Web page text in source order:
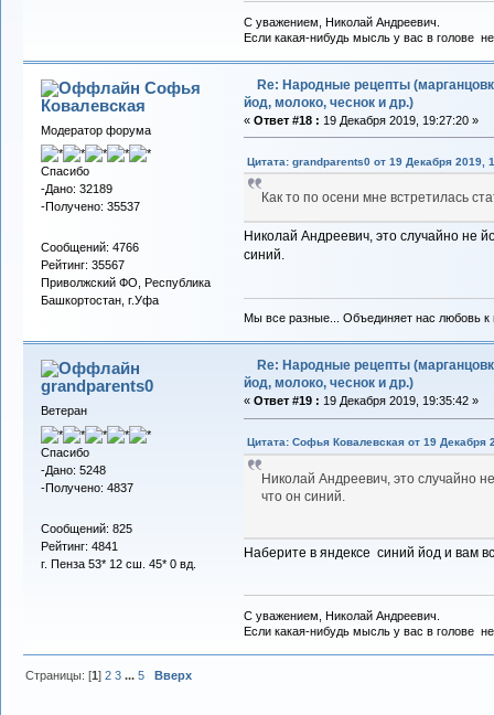
С уважением, Николай Андреевич.
Если какая-нибудь мысль у вас в голове
Софья
Ковалевская
Модератор форума
Спасибо
-Дано: 32189
-Получено: 35537
Сообщений: 4766
Рейтинг: 35567
Приволжский ФО, Республика
Башкортостан, г.Уфа
Re: Народные рецепты
йод, молоко, чеснок и др.)
« Ответ #18 : 19 Декабря 2019, 19:27:20 »
Цитата: grandparents0 от 19 Декабря 2019,
Как то по осени мне встретилась
Николай Андреевич, это случайно не
синий.
Мы все разные... Объединяет нас любовь к
grandparents0
Ветеран
Спасибо
-Дано: 5248
-Получено: 4837
Сообщений: 825
Рейтинг: 4841
г. Пенза 53* 12 сш. 45* 0 вд.
Re: Народные рецепты
йод, молоко, чеснок и др.)
« Ответ #19 : 19 Декабря 2019, 19:35:42 »
Цитата: Софья Ковалевская от 19 Декабря
Николай Андреевич, это случайно
что он синий.
Наберите в яндексе синий йод и вам
С уважением, Николай Андреевич.
Если какая-нибудь мысль у вас в голове
Страницы: [1]2 3 ...5 Вверх